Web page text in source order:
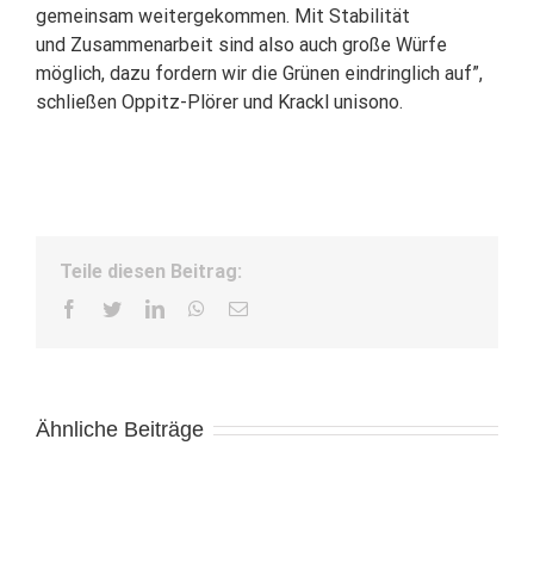
gemeinsam weitergekommen. Mit Stabilität
und Zusammenarbeit sind also auch große Würfe
möglich, dazu fordern wir die Grünen eindringlich auf”,
schließen Oppitz-Plörer und Krackl unisono.
Teile diesen Beitrag:
Facebook
TwitterLinkedInWhatsApp
E-
Ähnliche Beiträge